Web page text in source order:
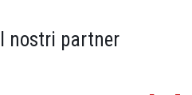
I nostri partner